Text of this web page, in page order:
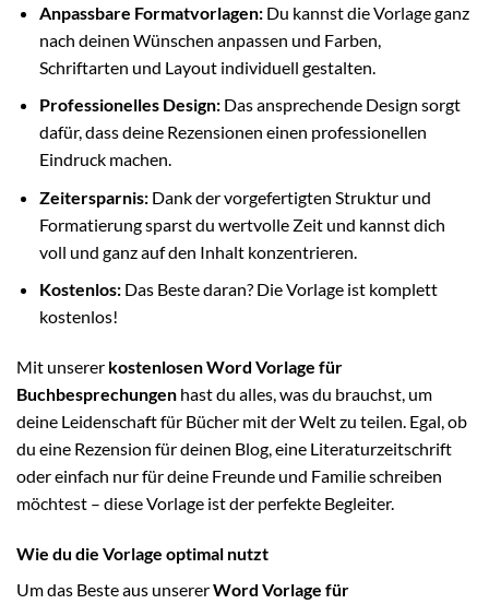
Anpassbare Formatvorlagen:Du kannst die Vorlage ganz
nach deinen Wünschen anpassen und Farben,
Schriftarten und Layout individuell gestalten.
Professionelles Design:Das ansprechende Design sorgt
dafür, dass deine Rezensionen einen professionellen
Eindruck machen.
Zeitersparnis:Dank der vorgefertigten Struktur und
Formatierung sparst du wertvolle Zeit und kannst dich
voll und ganz auf den Inhalt konzentrieren.
Kostenlos:Das Beste daran? Die Vorlage ist komplett
kostenlos!
Mit unserer kostenlosen Word Vorlage für
Buchbesprechungen hast du alles, was du brauchst, um
deine Leidenschaft für Bücher mit der Welt zu teilen. Egal, ob
du eine Rezension für deinen Blog, eine Literaturzeitschrift
oder einfach nur für deine Freunde und Familie schreiben
möchtest – diese Vorlage ist der perfekte Begleiter.
Wie du die Vorlage optimal nutzt
Um das Beste aus unsererWord Vorlage für